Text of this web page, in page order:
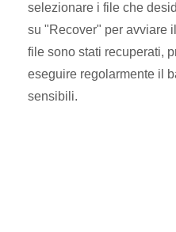
selezionare i file che
su "Recover" per avviare
file sono stati recuperati,
eseguire regolarmente il
sensibili.